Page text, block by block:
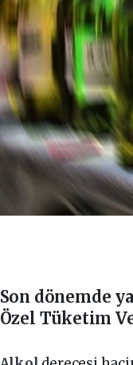
Son dönemde
Özel Tüketim